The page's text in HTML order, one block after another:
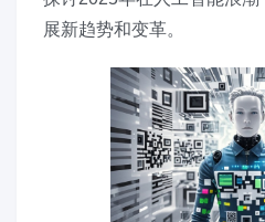
展新趋势和变革。